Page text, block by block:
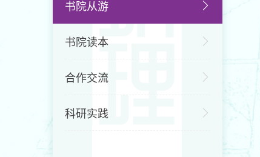
书院从游
书院读本
合作交流
科研实践